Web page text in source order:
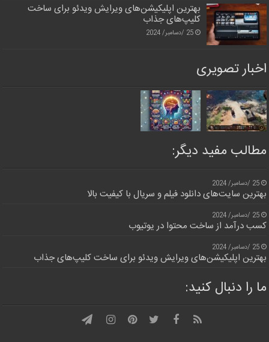
بهترین اپلیکیشن‌های ویرایش ویدئو برای ساخت
کلیپ‌های جذاب
25 /دسامبر/ 2024
اخبار تصویری
مطالب مفید دیگر:
25 /دسامبر/ 2024
بهترین سایت‌های دانلود فیلم و سریال با کیفیت بالا
25 /دسامبر/ 2024
کسب درآمد از ساخت محتوا در یوتیوب
25 /دسامبر/ 2024
بهترین اپلیکیشن‌های ویرایش ویدئو برای ساخت کلیپ‌های جذاب
ما را دنبال کنید: